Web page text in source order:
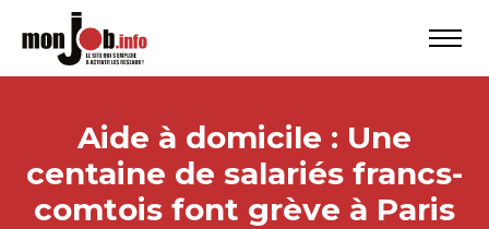
Aide à domicile : Une
centaine de salariés francs-
comtois font grève à Paris